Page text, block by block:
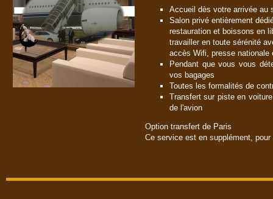
Accueil dès votre arrivée au
Salon privé entièrement
restauration et boissons en
travailler en toute sérénité
accès Wifi, presse nationale
Pendant que vous vous
vos bagages
Toutes les formalités de
Transfert sur piste en
de l'avion
Option transfert de Paris
Ce service est en supplément,